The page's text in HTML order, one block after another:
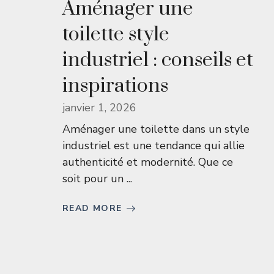
Aménager une
toilette style
industriel : conseils et
inspirations
janvier 1, 2026
Aménager une toilette dans un style
industriel est une tendance qui allie
authenticité et modernité. Que ce
soit pour un ...
READ MORE